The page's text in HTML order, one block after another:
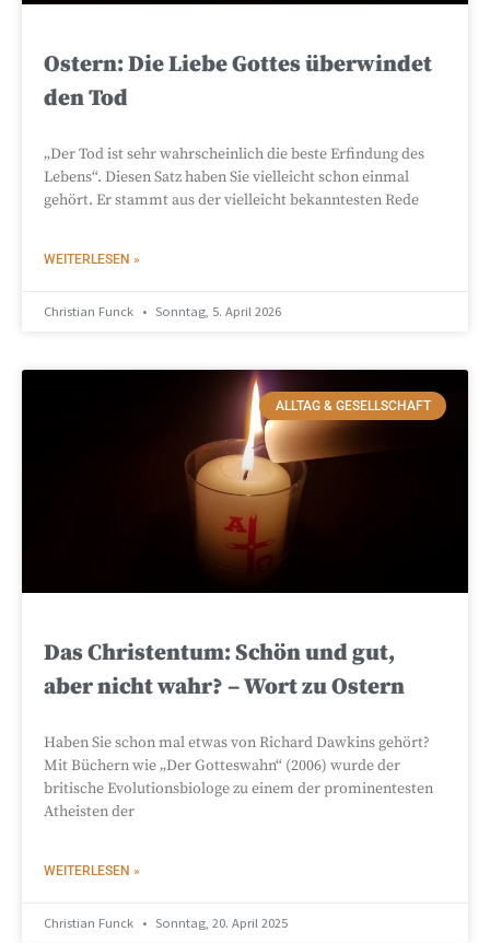
Ostern: Die Liebe Gottes überwindet
den Tod
„Der Tod ist sehr wahrscheinlich die beste Erfindung des
Lebens“. Diesen Satz haben Sie vielleicht schon einmal
gehört. Er stammt aus der vielleicht bekanntesten Rede
WEITERLESEN »
Christian Funck Sonntag, 5. April 2026
ALLTAG & GESELLSCHAFT
Das Christentum: Schön und gut,
aber nicht wahr? – Wort zu Ostern
Haben Sie schon mal etwas von Richard Dawkins gehört?
Mit Büchern wie „Der Gotteswahn“ (2006) wurde der
britische Evolutionsbiologe zu einem der prominentesten
Atheisten der
WEITERLESEN »
Christian Funck Sonntag, 20. April 2025